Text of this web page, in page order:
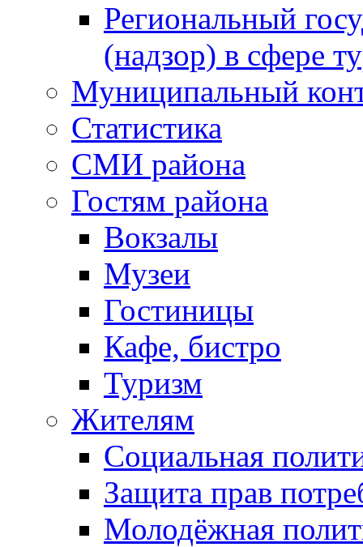
Региональный
(надзор) в сфере
Муниципальный
Статистика
СМИ района
Гостям района
Вокзалы
Музеи
Гостиницы
Кафе, бистро
Туризм
Жителям
Социальная
Защита прав
Молодёжная